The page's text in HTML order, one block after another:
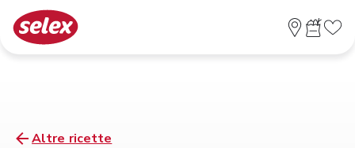
Altre ricette